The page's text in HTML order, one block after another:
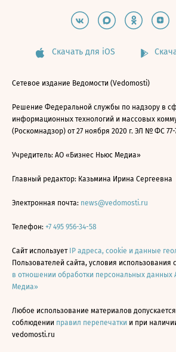
Скачать для iOS
Сетевое издание Ведомости (Vedomosti)
Решение Федеральной службы по надзору в
информационных технологий и массовых
(Роскомнадзор) от 27 ноября 2020 г. ЭЛ № ФС 77-
Учредитель: АО «Бизнес Ньюс Медиа»
Главный редактор: Казьмина Ирина Сергеевна
Электронная почта: news@vedomosti.ru
Телефон: +7 495 956-34-58
Сайт использует IP адреса, cookie и данные
Пользователей сайта, условия использования
в отношении обработки персональных данных
Медиа»
Любое использование материалов
соблюдении правил перепечатки и при
vedomosti.ru